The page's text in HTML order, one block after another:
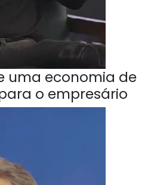
uma economia de
o empresário